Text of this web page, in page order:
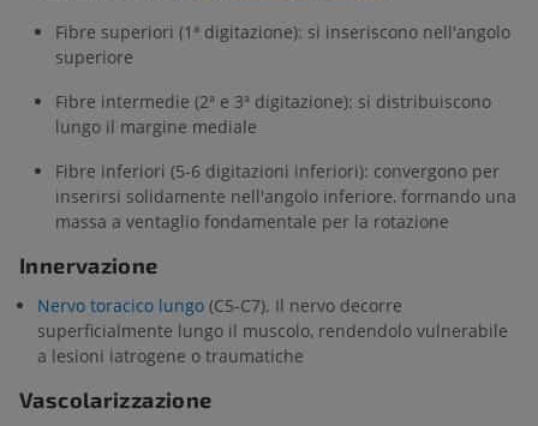
Fibre superiori (1ª digitazione): si inseriscono nell'angolo
superiore
Fibre intermedie (2ª e 3ª digitazione): si distribuiscono
lungo il margine mediale
Fibre inferiori (5-6 digitazioni inferiori): convergono per
inserirsi solidamente nell'angolo inferiore, formando una
massa a ventaglio fondamentale per la rotazione
Innervazione
Nervo toracico lungo (C5-C7). Il nervo decorre
superficialmente lungo il muscolo, rendendolo vulnerabile
a lesioni iatrogene o traumatiche
Vascolarizzazione